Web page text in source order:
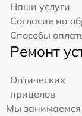
Наши услуги
Согласие на
Способы
Ремонт
Оптических
прицелов
Мы занимаемся